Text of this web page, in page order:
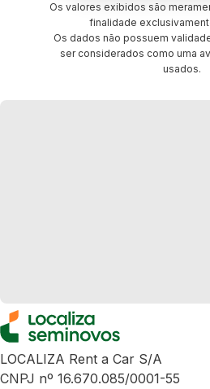
Os valores exibidos são
finalidade
Os dados não possuem
ser considerados como uma
usados.
LOCALIZA Rent a Car S/A
CNPJ nº 16.670.085/0001-55